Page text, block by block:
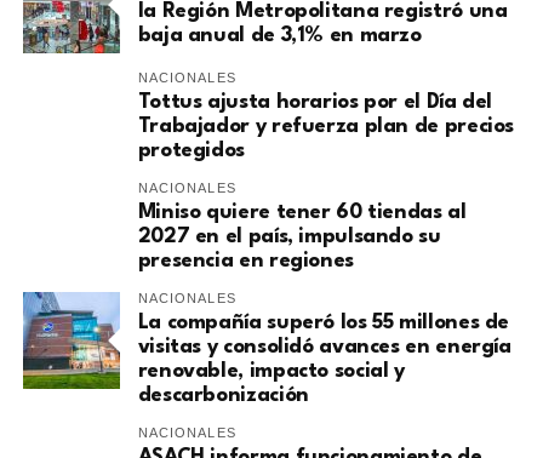
la Región Metropolitana registró una
baja anual de 3,1% en marzo
NACIONALES
Tottus ajusta horarios por el Día del
Trabajador y refuerza plan de precios
protegidos
NACIONALES
Miniso quiere tener 60 tiendas al
2027 en el país, impulsando su
presencia en regiones
NACIONALES
La compañía superó los 55 millones de
visitas y consolidó avances en energía
renovable, impacto social y
descarbonización
NACIONALES